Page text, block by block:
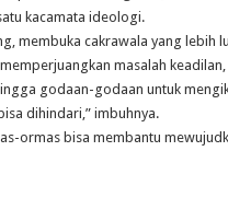
kacamata ideologi.
membuka cakrawala yang lebih
masalah
godaan-godaan untuk
dihindari,” imbuhnya.
ormas bisa membantu